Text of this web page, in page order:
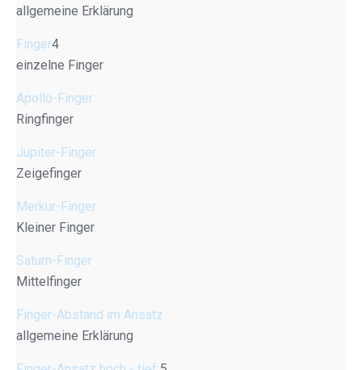
allgemeine Erklärung
Finger4
einzelne Finger
Apollo-Finger
Ringfinger
Jupiter-Finger
Zeigefinger
Merkur-Finger
Kleiner Finger
Saturn-Finger
Mittelfinger
Finger-Abstand im Ansatz
allgemeine Erklärung